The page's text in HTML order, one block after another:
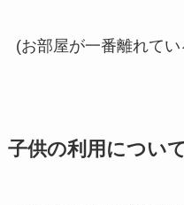
(お部屋が一番離れてい
子供の利用につい